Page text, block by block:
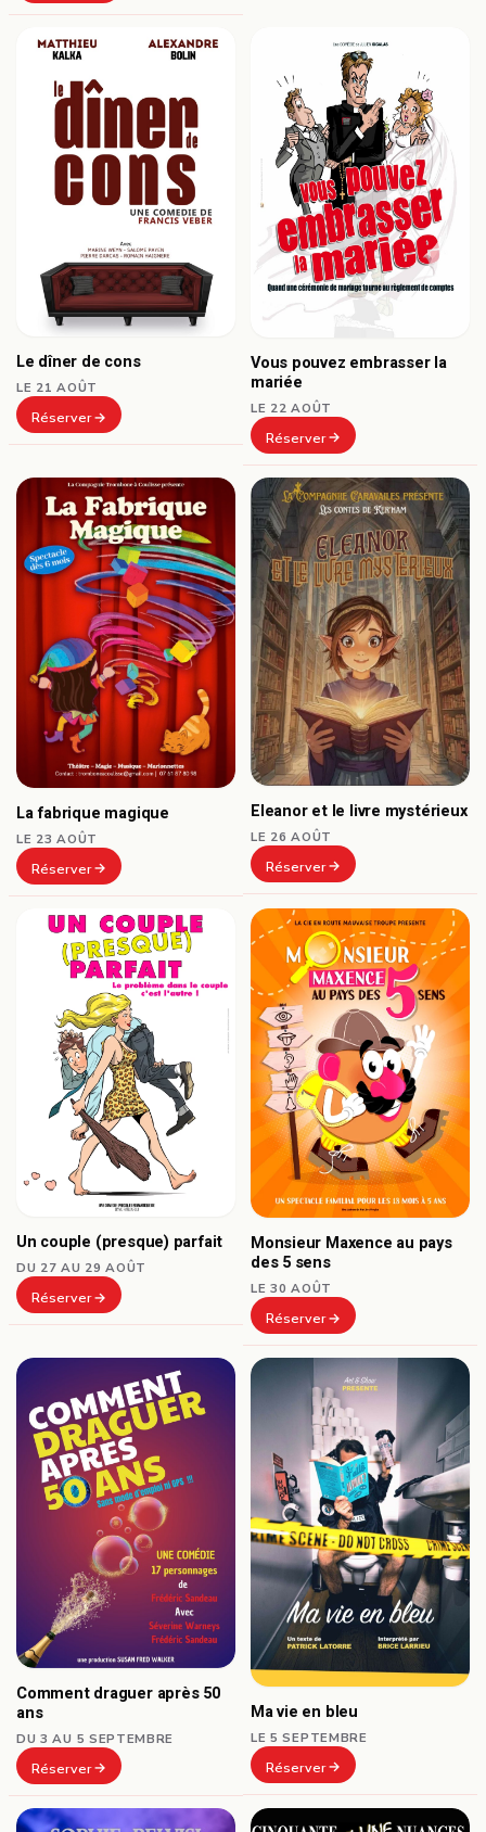
Le dîner de cons
LE 21 AOÛT
Réserver
Vous pouvez embrasser la
mariée
LE 22 AOÛT
Réserver
La fabrique magique
LE 23 AOÛT
Réserver
Eleanor et le livre mystérieux
LE 26 AOÛT
Réserver
Un couple (presque) parfait
DU 27 AU 29 AOÛT
Réserver
Monsieur Maxence au pays
des 5 sens
LE 30 AOÛT
Réserver
Comment draguer après 50
ans
DU 3 AU 5 SEPTEMBRE
Réserver
Ma vie en bleu
LE 5 SEPTEMBRE
Réserver